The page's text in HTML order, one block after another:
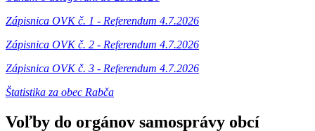
Zápisnica OVK č. 1 - Referendum 4.7.2026
Zápisnica OVK č. 2 - Referendum 4.7.2026
Zápisnica OVK č. 3 - Referendum 4.7.2026
Štatistika za obec Rabča
Voľby do orgánov samosprávy obcí